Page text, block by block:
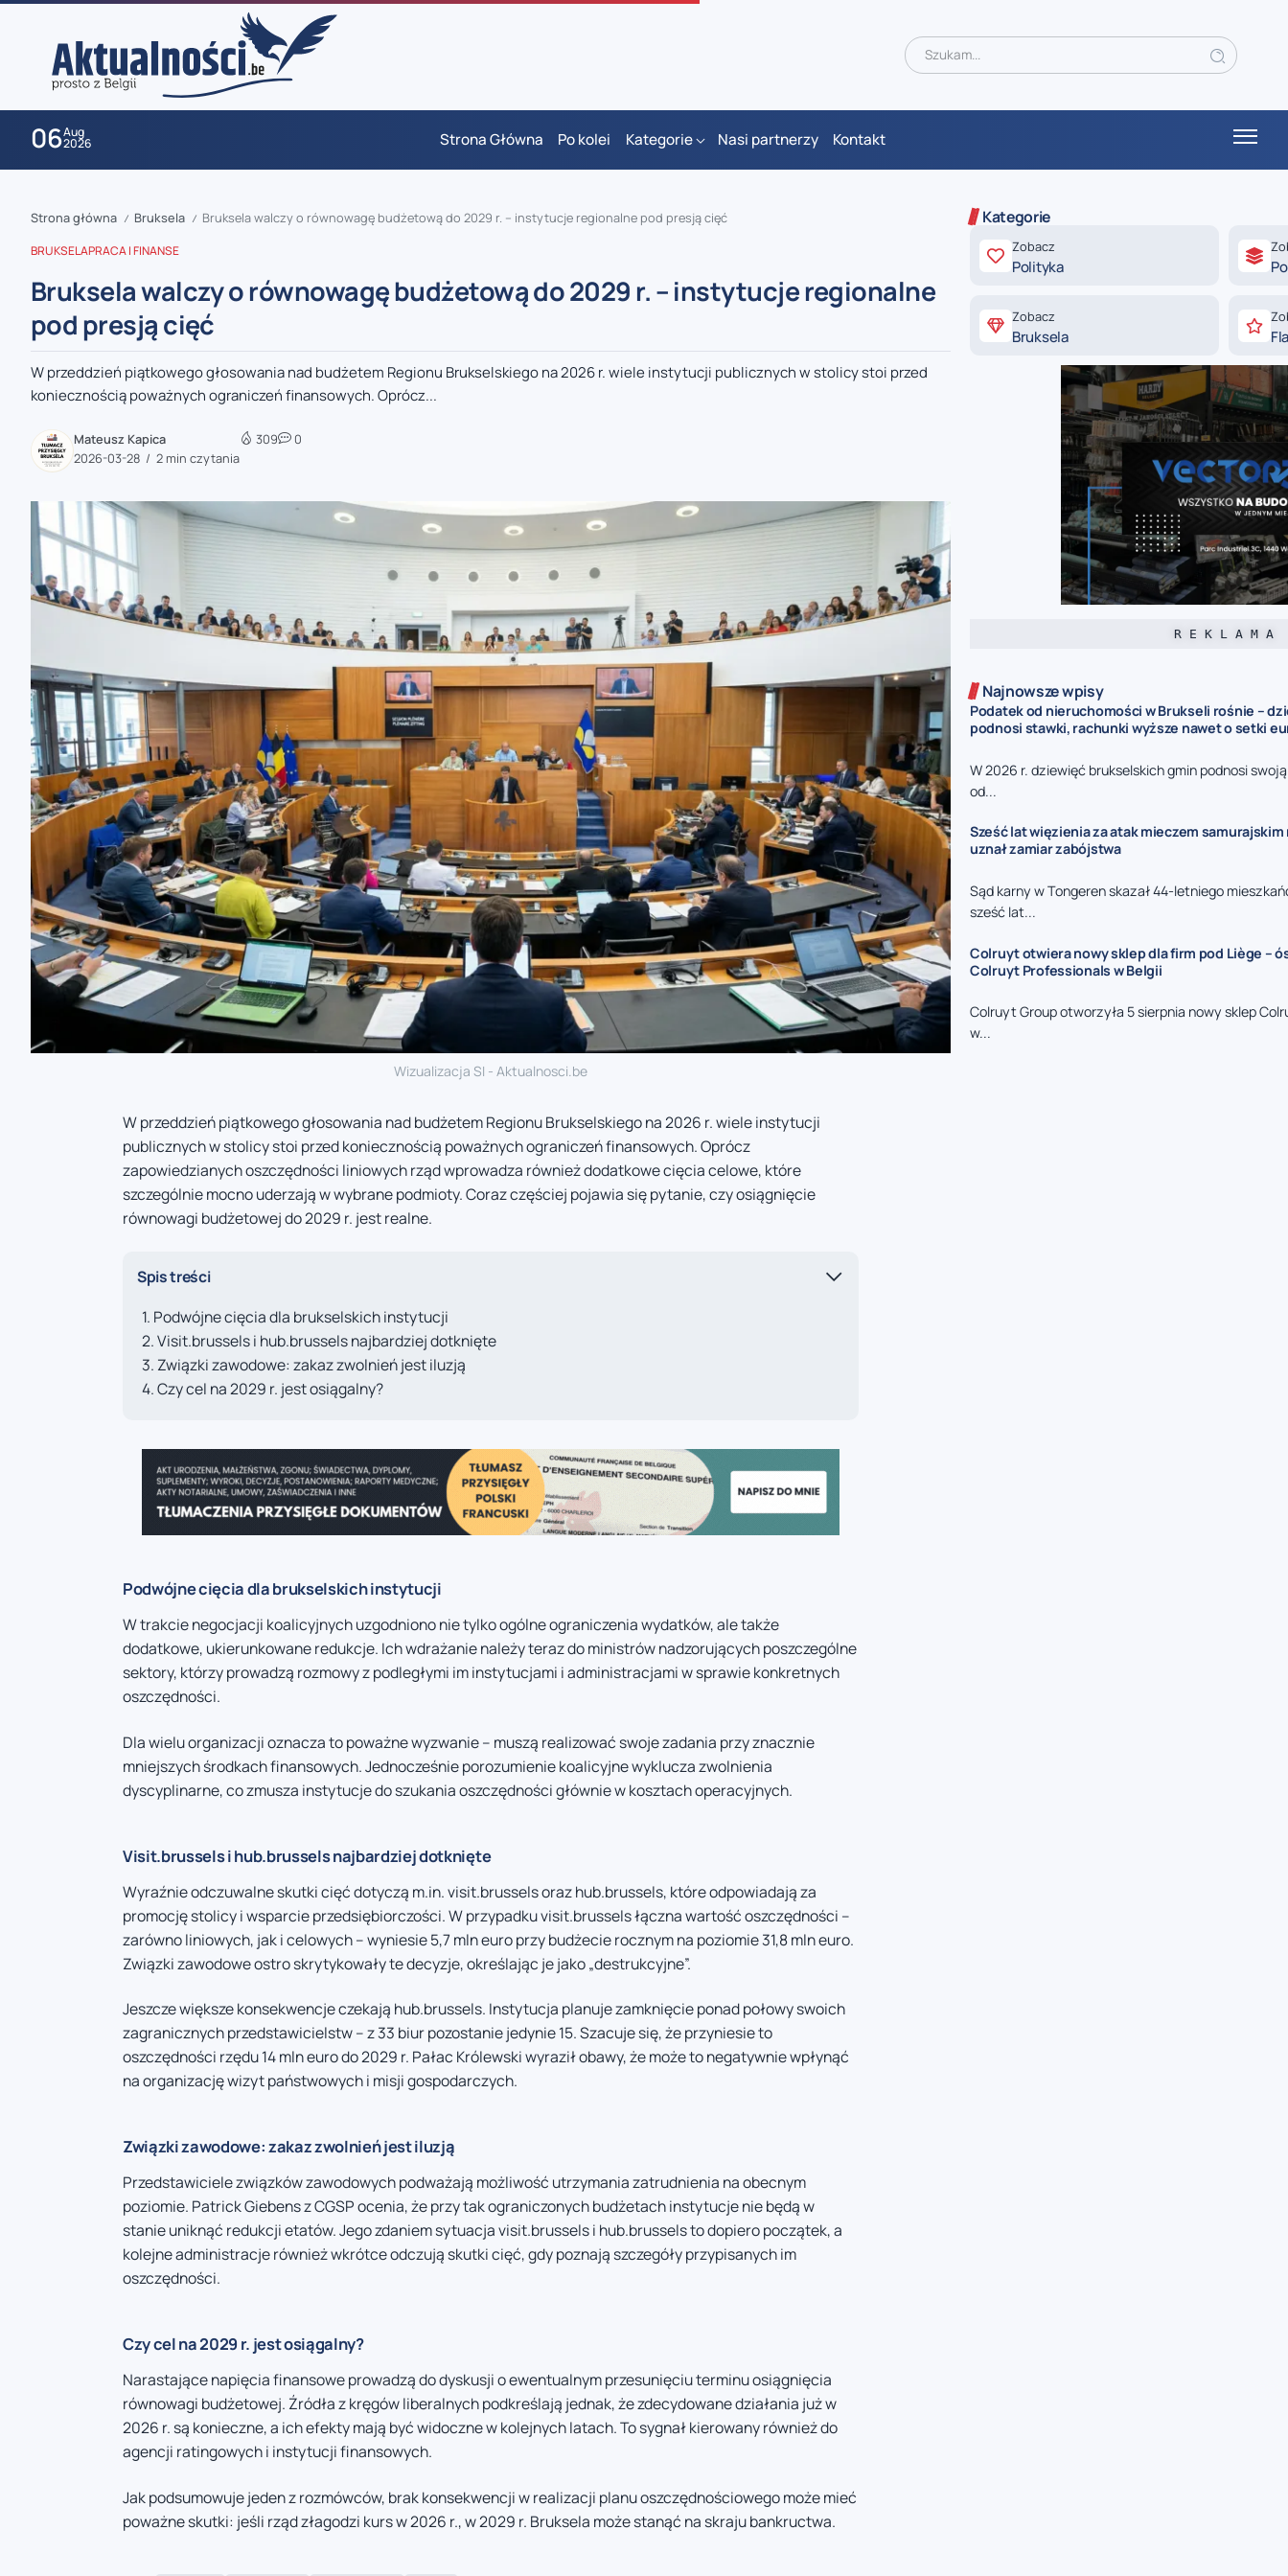
06Aug
2026 Strona Główna Po kolei Kategorie Nasi partnerzy Kontakt
zaobserwuj nas
zaobserwuj nas
zaobserwuj nas
zaobserwuj nas
zaobserwuj nas
Strona główna / Bruksela / Bruksela walczy o równowagę budżetową do 2029 r. – instytucje regionalne pod presją cięć
BRUKSELAPRACA I FINANSE
Bruksela walczy o równowagę budżetową do 2029 r. – instytucje regionalne
pod presją cięć
W przeddzień piątkowego głosowania nad budżetem Regionu Brukselskiego na 2026 r. wiele instytucji publicznych w stolicy stoi przed
koniecznością poważnych ograniczeń finansowych. Oprócz...
Mateusz Kapica
2026-03-28
2 min czytania
309 0
Wizualizacja SI - Aktualnosci.be
W przeddzień piątkowego głosowania nad budżetem Regionu Brukselskiego na 2026 r. wiele instytucji
publicznych w stolicy stoi przed koniecznością poważnych ograniczeń finansowych. Oprócz
zapowiedzianych oszczędności liniowych rząd wprowadza również dodatkowe cięcia celowe, które
szczególnie mocno uderzają w wybrane podmioty. Coraz częściej pojawia się pytanie, czy osiągnięcie
równowagi budżetowej do 2029 r. jest realne.
Spis treści
Podwójne cięcia dla brukselskich instytucji
Visit.brussels i hub.brussels najbardziej dotknięte
Związki zawodowe: zakaz zwolnień jest iluzją
Czy cel na 2029 r. jest osiągalny?
Podwójne cięcia dla brukselskich instytucji
W trakcie negocjacji koalicyjnych uzgodniono nie tylko ogólne ograniczenia wydatków, ale także
dodatkowe, ukierunkowane redukcje. Ich wdrażanie należy teraz do ministrów nadzorujących poszczególne
sektory, którzy prowadzą rozmowy z podległymi im instytucjami i administracjami w sprawie konkretnych
oszczędności.
Dla wielu organizacji oznacza to poważne wyzwanie – muszą realizować swoje zadania przy znacznie
mniejszych środkach finansowych. Jednocześnie porozumienie koalicyjne wyklucza zwolnienia
dyscyplinarne, co zmusza instytucje do szukania oszczędności głównie w kosztach operacyjnych.
Visit.brussels i hub.brussels najbardziej dotknięte
Wyraźnie odczuwalne skutki cięć dotyczą m.in. visit.brussels oraz hub.brussels, które odpowiadają za
promocję stolicy i wsparcie przedsiębiorczości. W przypadku visit.brussels łączna wartość oszczędności –
zarówno liniowych, jak i celowych – wyniesie 5,7 mln euro przy budżecie rocznym na poziomie 31,8 mln euro.
Związki zawodowe ostro skrytykowały te decyzje, określając je jako „destrukcyjne”.
Jeszcze większe konsekwencje czekają hub.brussels. Instytucja planuje zamknięcie ponad połowy swoich
zagranicznych przedstawicielstw – z 33 biur pozostanie jedynie 15. Szacuje się, że przyniesie to
oszczędności rzędu 14 mln euro do 2029 r. Pałac Królewski wyraził obawy, że może to negatywnie wpłynąć
na organizację wizyt państwowych i misji gospodarczych.
Związki zawodowe: zakaz zwolnień jest iluzją
Przedstawiciele związków zawodowych podważają możliwość utrzymania zatrudnienia na obecnym
poziomie. Patrick Giebens z CGSP ocenia, że przy tak ograniczonych budżetach instytucje nie będą w
stanie uniknąć redukcji etatów. Jego zdaniem sytuacja visit.brussels i hub.brussels to dopiero początek, a
kolejne administracje również wkrótce odczują skutki cięć, gdy poznają szczegóły przypisanych im
oszczędności.
Czy cel na 2029 r. jest osiągalny?
Narastające napięcia finansowe prowadzą do dyskusji o ewentualnym przesunięciu terminu osiągnięcia
równowagi budżetowej. Źródła z kręgów liberalnych podkreślają jednak, że zdecydowane działania już w
2026 r. są konieczne, a ich efekty mają być widoczne w kolejnych latach. To sygnał kierowany również do
agencji ratingowych i instytucji finansowych.
Jak podsumowuje jeden z rozmówców, brak konsekwencji w realizacji planu oszczędnościowego może mieć
poważne skutki: jeśli rząd złagodzi kurs w 2026 r., w 2029 r. Bruksela może stanąć na skraju bankructwa.
Kategorie
Zobacz
Polityka
Zobacz
Bruksela
R E K L A M A
Najnowsze wpisy
Podatek od nieruchomości w Brukseli rośnie –
podnosi stawki, rachunki wyższe nawet o setki
W 2026 r. dziewięć brukselskich gmin podnosi
od...
Sześć lat więzienia za atak mieczem samurajskim
uznał zamiar zabójstwa
Sąd karny w Tongeren skazał 44-letniego
sześć lat...
Colruyt otwiera nowy sklep dla firm pod Liège –
Colruyt Professionals w Belgii
Colruyt Group otworzyła 5 sierpnia nowy sklep
w...